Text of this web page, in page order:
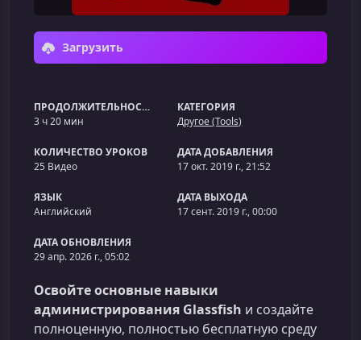
Загрузить
ПРОДОЛЖИТЕЛЬНОСТЬ
3 ч 20 мин
КАТЕГОРИЯ
Другое (Tools)
КОЛИЧЕСТВО УРОКОВ
25 Видео
ДАТА ДОБАВЛЕНИЯ
17 окт. 2019 г., 21:52
ЯЗЫК
Английский
ДАТА ВЫХОДА
17 сент. 2019 г., 00:00
ДАТА ОБНОВЛЕНИЯ
29 апр. 2026 г., 05:02
Освойте основные навыки
администрирования Glassfish и создайте
полноценную, полностью бесплатную среду